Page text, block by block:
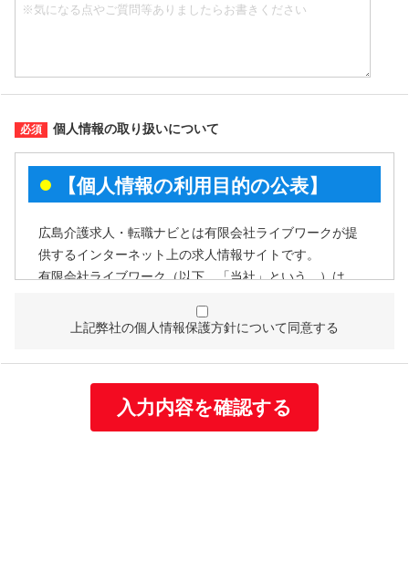
個人情報の取り扱いについて
【個人情報の利用目的の公表】
広島介護求人・転職ナビとは有限会社ライブワークが提
供するインターネット上の求人情報サイトです。
有限会社ライブワーク（以下、「当社」という。）は、
人情報の保護に関する法律（個人情報保護法）第21条第
たします。
個人情報の利用目的
上記弊社の個人情報保護方針について同意する